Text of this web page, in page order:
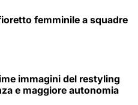
femminile a squadre
immagini del restyling
e maggiore autonomia